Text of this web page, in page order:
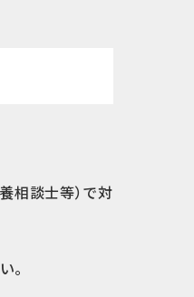
相談士等）で対
。